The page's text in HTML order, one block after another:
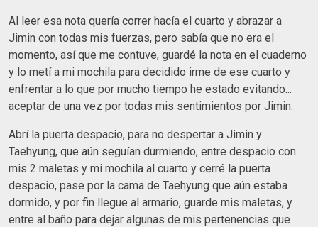
Al leer esa nota quería correr hacía el cuarto y abrazar a
Jimin con todas mis fuerzas, pero sabía que no era el
momento, así que me contuve, guardé la nota en el cuaderno
y lo metí a mi mochila para decidido irme de ese cuarto y
enfrentar a lo que por mucho tiempo he estado evitando...
aceptar de una vez por todas mis sentimientos por Jimin.
Abrí la puerta despacio, para no despertar a Jimin y
Taehyung, que aún seguían durmiendo, entre despacio con
mis 2 maletas y mi mochila al cuarto y cerré la puerta
despacio, pase por la cama de Taehyung que aún estaba
dormido, y por fin llegue al armario, guarde mis maletas, y
entre al baño para dejar algunas de mis pertenencias que